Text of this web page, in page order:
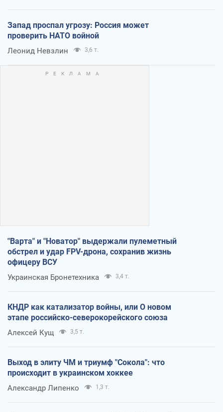
Запад проспал угрозу: Россия может
проверить НАТО войной
Леонид Невзлин 3,6 т.
"Варта" и "Новатор" выдержали пулеметный
обстрел и удар FPV-дрона, сохранив жизнь
офицеру ВСУ
Украинская Бронетехника 3,4 т.
КНДР как катализатор войны, или О новом
этапе российско-северокорейского союза
Алексей Кущ 3,5 т.
Выход в элиту ЧМ и триумф "Сокола": что
происходит в украинском хоккее
Александр Липенко 1,3 т.